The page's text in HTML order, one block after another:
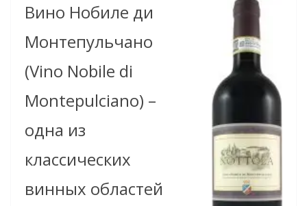
Вино Нобиле ди
Монтепульчано
(Vino Nobile di
Montepulciano) –
одна из
классических
винных областей